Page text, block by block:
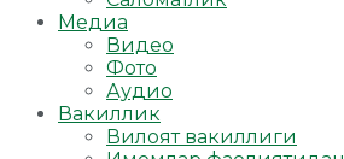
Медиа
Видео
Фото
Аудио
Вакиллик
Вилоят вакиллиги